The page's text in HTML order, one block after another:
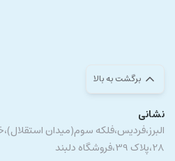
برگشت به بالا
نشانی
البرز،فردیس،فلکه سوم(میدان
28،پلاک 39،فروشگاه دلبند